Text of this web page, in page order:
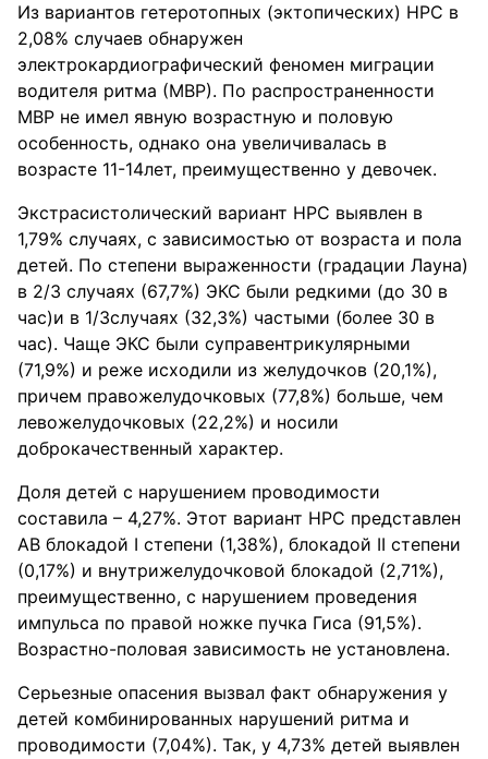
Из вариантов гетеротопных (эктопических) НРС в
2,08% случаев обнаружен
электрокардиографический феномен миграции
водителя ритма (МВР). По распространенности
МВР не имел явную возрастную и половую
особенность, однако она увеличивалась в
возрасте 11-14лет, преимущественно у девочек.
Экстрасистолический вариант НРС выявлен в
1,79% случаях, с зависимостью от возраста и пола
детей. По степени выраженности (градации Лауна)
в 2/3 случаях (67,7%) ЭКС были редкими (до 30 в
час)и в 1/3случаях (32,3%) частыми (более 30 в
час). Чаще ЭКС были суправентрикулярными
(71,9%) и реже исходили из желудочков (20,1%),
причем правожелудочковых (77,8%) больше, чем
левожелудочковых (22,2%) и носили
доброкачественный характер.
Доля детей с нарушением проводимости
составила – 4,27%. Этот вариант НРС представлен
АВ блокадой I степени (1,38%), блокадой II степени
(0,17%) и внутрижелудочковой блокадой (2,71%),
преимущественно, с нарушением проведения
импульса по правой ножке пучка Гиса (91,5%).
Возрастно-половая зависимость не установлена.
Серьезные опасения вызвал факт обнаружения у
детей комбинированных нарушений ритма и
проводимости (7,04%). Так, у 4,73% детей выявлен